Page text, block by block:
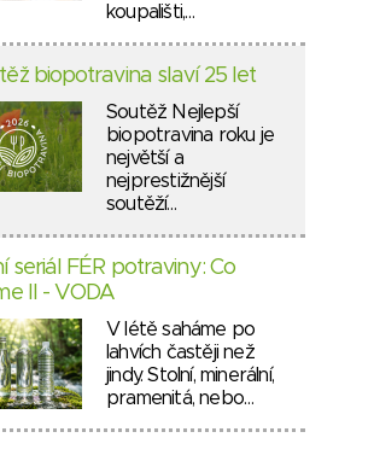
koupališti,…
biopotravina slaví 25 let
Soutěž Nejlepší
biopotravina roku je
největší a
nejprestižnější
soutěží…
seriál FÉR potraviny: Co
II - VODA
V létě saháme po
lahvích častěji než
jindy. Stolní, minerální,
pramenitá, nebo…